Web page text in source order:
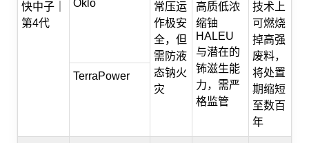
快中子｜
第4代
Oklo
常压运
作极安
全，但
需防液
态钠火
灾
高质低浓
缩铀
HALEU
与潜在的
钸滋生能
力，需严
格监管
技术上
可燃烧
掉高强
废料，
将处置
期缩短
至数百
年
TerraPower